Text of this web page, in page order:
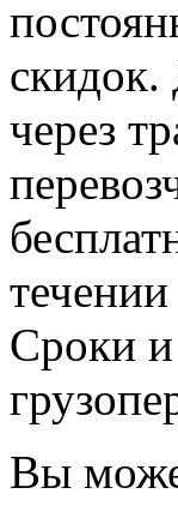
скидок.
через
Сроки и
Вы